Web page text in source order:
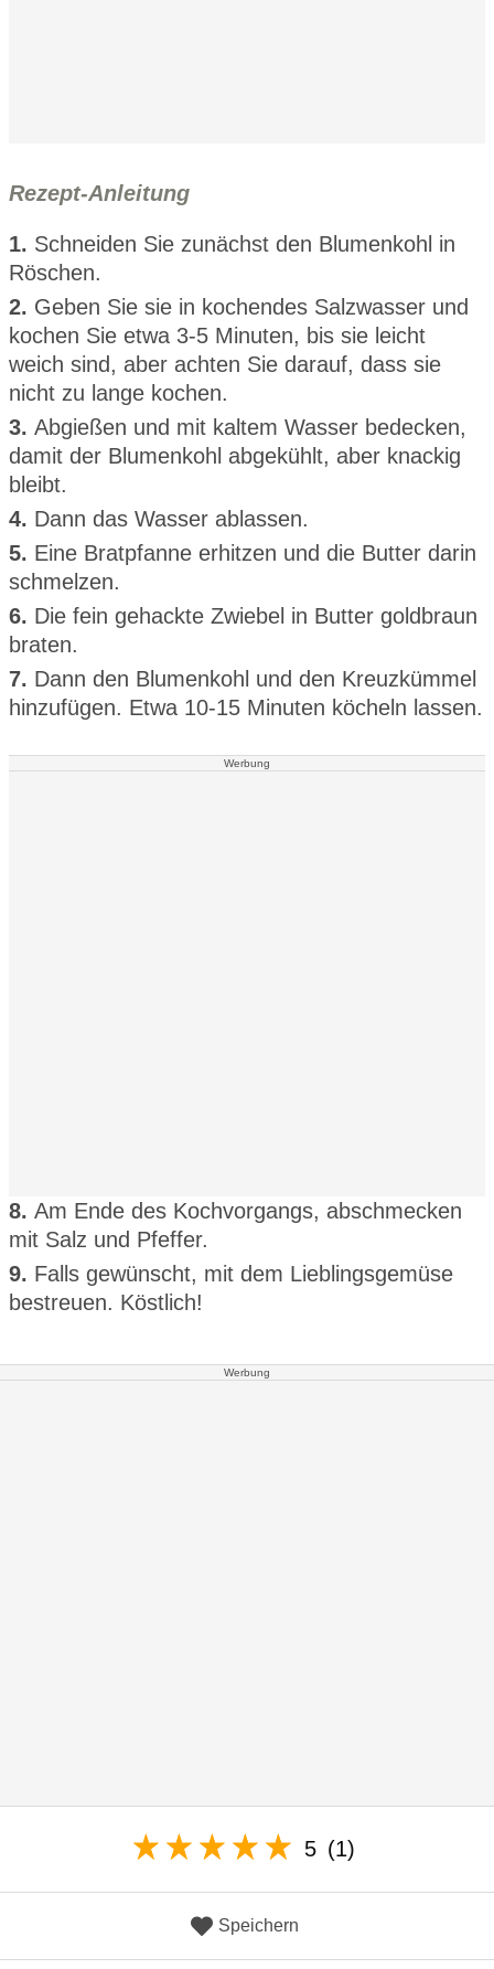
Rezept-Anleitung
1. Schneiden Sie zunächst den Blumenkohl in
Röschen.
2. Geben Sie sie in kochendes Salzwasser und
kochen Sie etwa 3-5 Minuten, bis sie leicht
weich sind, aber achten Sie darauf, dass sie
nicht zu lange kochen.
3. Abgießen und mit kaltem Wasser bedecken,
damit der Blumenkohl abgekühlt, aber knackig
bleibt.
4. Dann das Wasser ablassen.
5. Eine Bratpfanne erhitzen und die Butter darin
schmelzen.
6. Die fein gehackte Zwiebel in Butter goldbraun
braten.
7. Dann den Blumenkohl und den Kreuzkümmel
hinzufügen. Etwa 10-15 Minuten köcheln lassen.
Werbung
8. Am Ende des Kochvorgangs, abschmecken
mit Salz und Pfeffer.
9. Falls gewünscht, mit dem Lieblingsgemüse
bestreuen. Köstlich!
Werbung
5 (1)
Speichern